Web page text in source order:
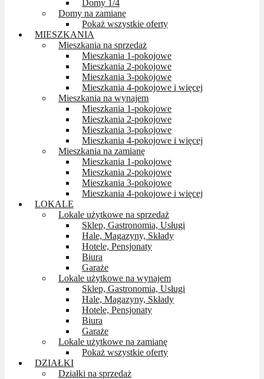
Domy 1/4
Domy na zamianę
Pokaż wszystkie oferty
MIESZKANIA
Mieszkania na sprzedaż
Mieszkania 1-pokojowe
Mieszkania 2-pokojowe
Mieszkania 3-pokojowe
Mieszkania 4-pokojowe i więcej
Mieszkania na wynajem
Mieszkania 1-pokojowe
Mieszkania 2-pokojowe
Mieszkania 3-pokojowe
Mieszkania 4-pokojowe i więcej
Mieszkania na zamianę
Mieszkania 1-pokojowe
Mieszkania 2-pokojowe
Mieszkania 3-pokojowe
Mieszkania 4-pokojowe i więcej
LOKALE
Lokale użytkowe na sprzedaż
Sklep, Gastronomia, Usługi
Hale, Magazyny, Składy
Hotele, Pensjonaty
Biura
Garaże
Lokale użytkowe na wynajem
Sklep, Gastronomia, Usługi
Hale, Magazyny, Składy
Hotele, Pensjonaty
Biura
Garaże
Lokale użytkowe na zamianę
Pokaż wszystkie oferty
DZIAŁKI
Działki na sprzedaż